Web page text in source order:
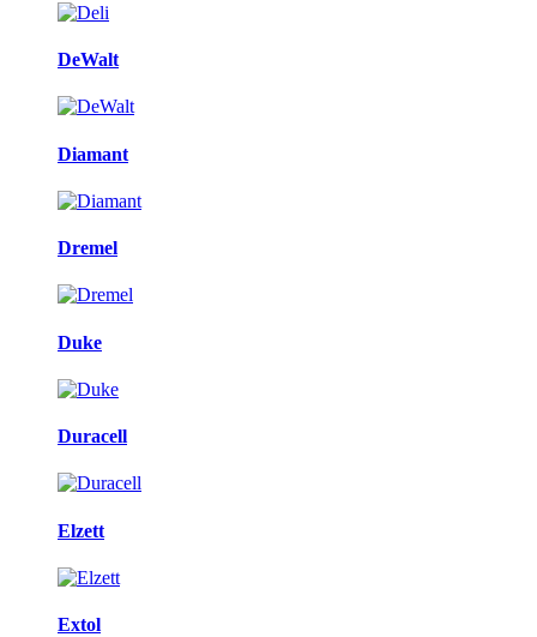
DeWalt
Diamant
Dremel
Duke
Duracell
Elzett
Extol